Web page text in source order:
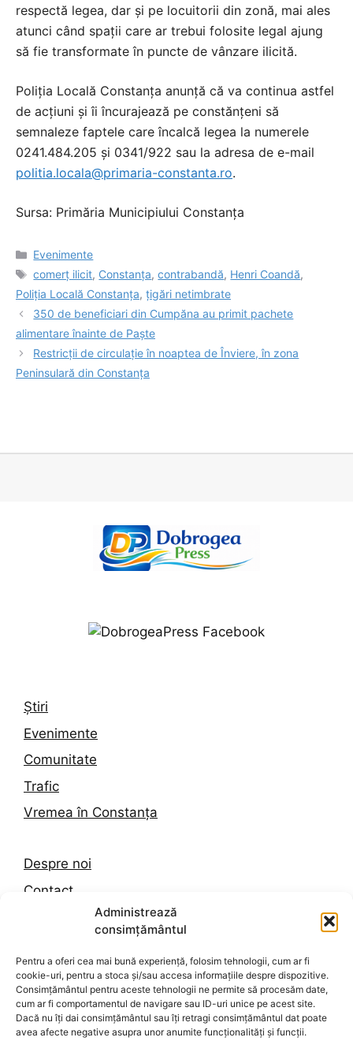
Administrează
consimțământul
Pentru a oferi cea mai bună experiență, folosim tehnologii, cum ar fi
cookie-uri, pentru a stoca și/sau accesa informațiile despre dispozitive.
Consimțământul pentru aceste tehnologii ne permite să procesăm date,
cum ar fi comportamentul de navigare sau ID-uri unice pe acest site.
Dacă nu îți dai consimțământul sau îți retragi consimțământul dat poate
avea afecte negative asupra unor anumite funcționalități și funcții.
respectă legea, dar și pe locuitorii din zonă, mai ales
atunci când spații care ar trebui folosite legal ajung
să fie transformate în puncte de vânzare ilicită.
Poliția Locală Constanța anunță că va continua astfel
de acțiuni și îi încurajează pe constănțeni să
semnaleze faptele care încalcă legea la numerele
0241.484.205 și 0341/922 sau la adresa de e-mail
politia.locala@primaria-constanta.ro.
Sursa: Primăria Municipiului Constanța
Categorii
Evenimente
Etichete
comerț ilicit, Constanța,contrabandă, Henri Coandă,
Poliția Locală Constanța, țigări netimbrate
350 de beneficiari din Cumpăna au primit pachete
alimentare înainte de Paște
Restricții de circulație în noaptea de Înviere, în zona
Peninsulară din Constanța
Știri
Evenimente
Comunitate
Trafic
Vremea în Constanța
Despre noi
Contact
Politica de confidențialitate
Politica de cookies
© 2026 Dobrogea Press• Construit cuGeneratePress